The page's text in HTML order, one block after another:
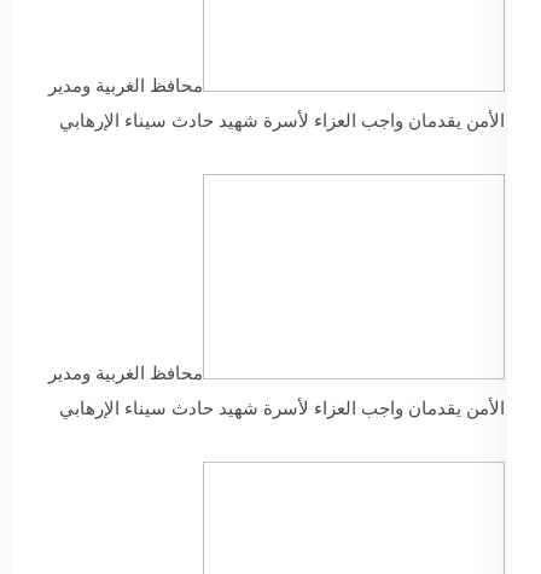
محافظ الغربية ومدير
الأمن يقدمان واجب العزاء لأسرة شهيد حادث سيناء الإرهابي
محافظ الغربية ومدير
الأمن يقدمان واجب العزاء لأسرة شهيد حادث سيناء الإرهابي